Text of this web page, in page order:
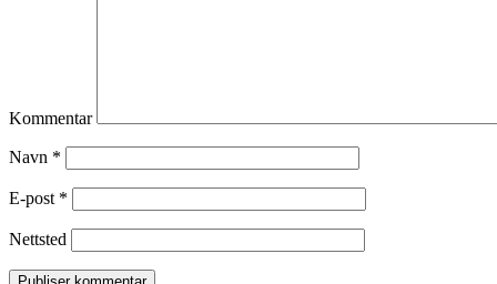
Kommentar
Navn *
E-post *
Nettsted